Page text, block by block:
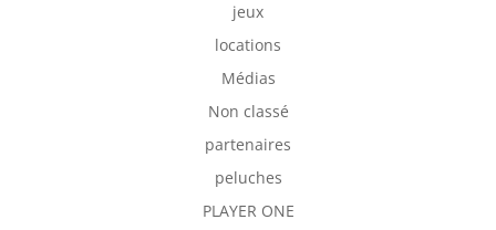
jeux
locations
Médias
Non classé
partenaires
peluches
PLAYER ONE